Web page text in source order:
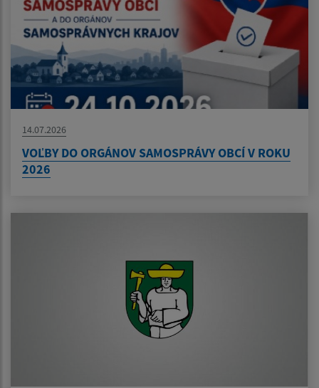
14.07.2026
VOĽBY DO ORGÁNOV SAMOSPRÁVY OBCÍ V ROKU
2026